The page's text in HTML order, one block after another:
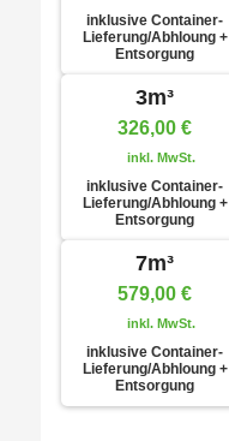
inklusive Container-
Lieferung/Abhloung +
Entsorgung
3m³
326,00€
inkl. MwSt.
inklusive Container-
Lieferung/Abhloung +
Entsorgung
7m³
579,00€
inkl. MwSt.
inklusive Container-
Lieferung/Abhloung +
Entsorgung